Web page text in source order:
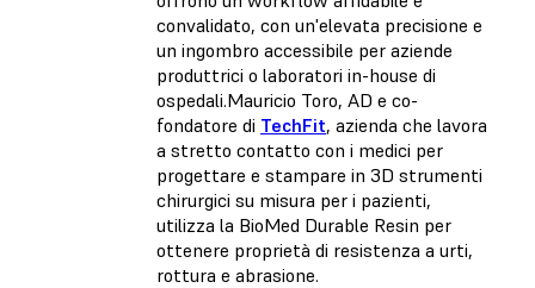
convalidato, con un'elevata precisione e
un ingombro accessibile per aziende
produttrici o laboratori in-house di
ospedali.Mauricio Toro, AD e co-
fondatore di TechFit, azienda che lavora
a stretto contatto con i medici per
progettare e stampare in 3D strumenti
chirurgici su misura per i pazienti,
utilizza la BioMed Durable Resin per
ottenere proprietà di resistenza a urti,
rottura e abrasione.